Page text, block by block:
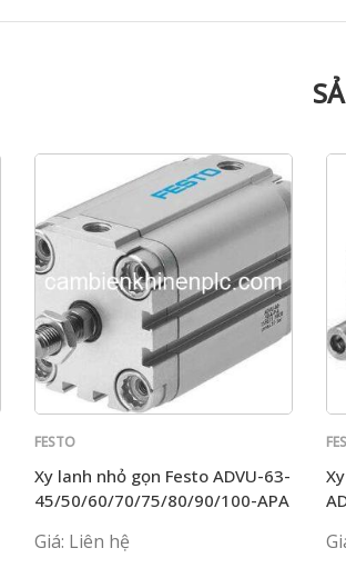
FESTO
Xy lanh nhỏ gọn Festo ADVU-63-
45/50/60/70/75/80/90/100-APA
Giá: Liên hệ